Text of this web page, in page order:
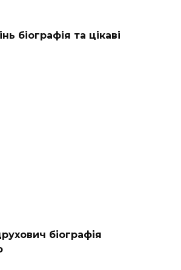
біографія та цікаві
біографія